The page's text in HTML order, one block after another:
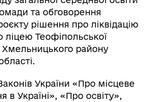
та обговорення
рішення про ліквідацію
ліцею Теофіпольської
району
України «Про місцеве
в Україні», «Про освіту»,